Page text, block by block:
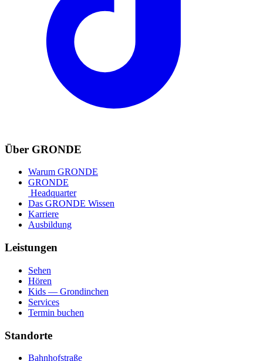
Über GRONDE
Warum GRONDE
GRONDE
Headquarter
Das GRONDE Wissen
Karriere
Ausbildung
Leistungen
Sehen
Hören
Kids — Grondinchen
Services
Termin buchen
Standorte
Bahnhofstraße